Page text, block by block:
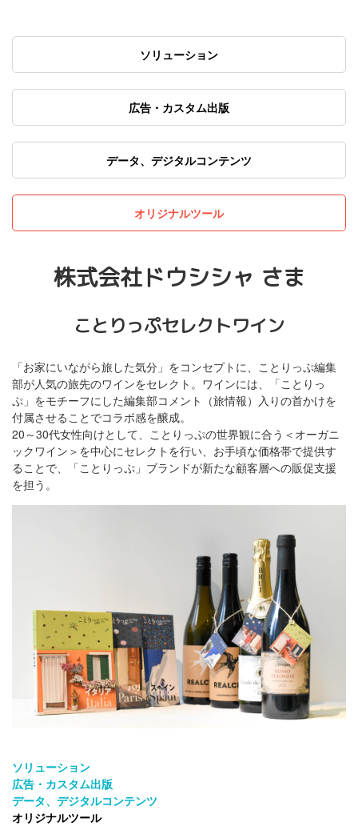
ソリューション
広告・カスタム出版
データ、デジタルコンテンツ
オリジナルツール
株式会社ドウシシャ さま
ことりっぷセレクトワイン
「お家にいながら旅した気分」をコンセプトに、ことりっぷ編集
部が人気の旅先のワインをセレクト。ワインには、「ことりっ
ぷ」をモチーフにした編集部コメント（旅情報）入りの首かけを
付属させることでコラボ感を醸成。
20～30代女性向けとして、ことりっぷの世界観に合う＜オーガニ
ックワイン＞を中心にセレクトを行い、お手頃な価格帯で提供す
ることで、「ことりっぷ」ブランドが新たな顧客層への販促支援
を担う。
ソリューション
広告・カスタム出版
データ、デジタルコンテンツ
オリジナルツール